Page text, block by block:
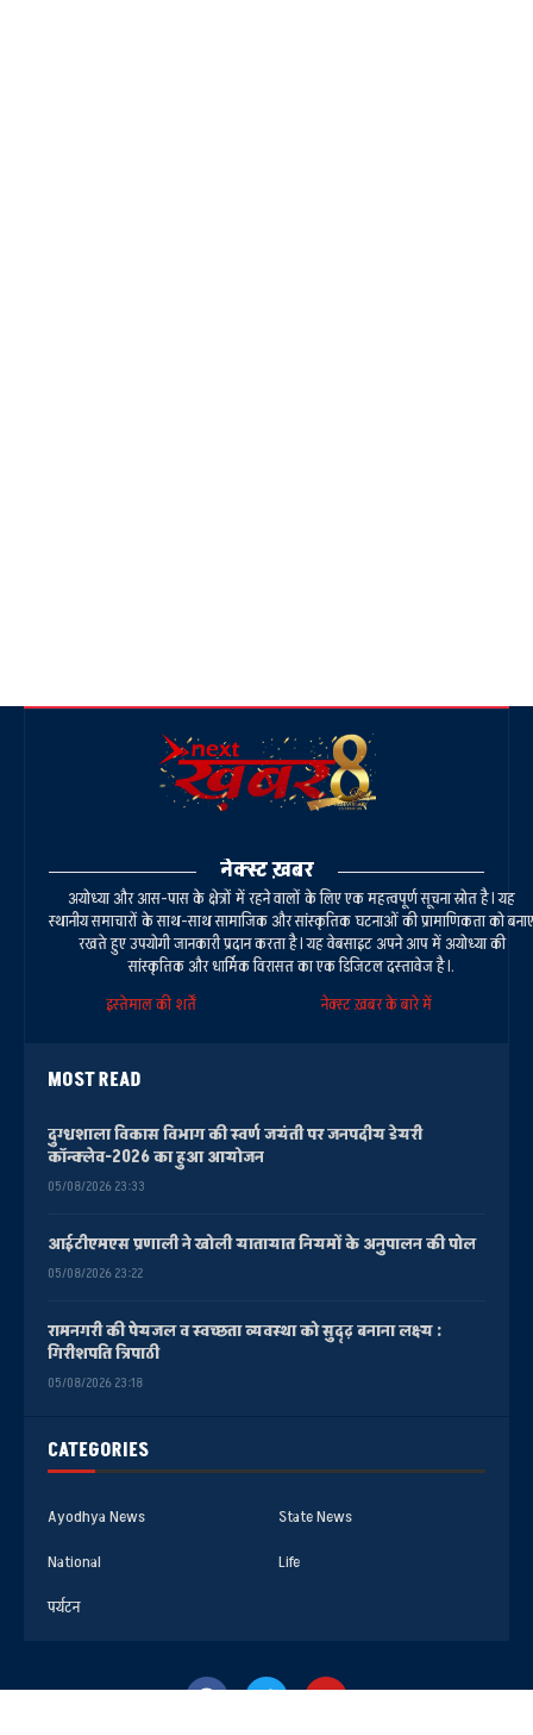
CATEGORIES
Ayodhya News
State News
National
Life
पर्यटन
नेक्स्ट ख़बर
अयोध्या और आस-पास के क्षेत्रों में रहने वालों के लिए एक महत्वपूर्ण सूचना स्रोत है। यह
स्थानीय समाचारों के साथ-साथ सामाजिक और सांस्कृतिक घटनाओं की प्रामाणिकता को बनाए
रखते हुए उपयोगी जानकारी प्रदान करता है। यह वेबसाइट अपने आप में अयोध्या की
सांस्कृतिक और धार्मिक विरासत का एक डिजिटल दस्तावेज है।.
इस्तेमाल की शर्तें
नेक्स्ट ख़बर के बारे में
MOST READ
दुग्धशाला विकास विभाग की स्वर्ण जयंती पर जनपदीय डेयरी
कॉन्क्लेव-2026 का हुआ आयोजन
05/08/2026 23:33
आईटीएमएस प्रणाली ने खोली यातायात नियमों के अनुपालन की पोल
05/08/2026 23:22
रामनगरी की पेयजल व स्वच्छता व्यवस्था को सुदृढ़ बनाना लक्ष्य :
गिरीशपति त्रिपाठी
05/08/2026 23:18